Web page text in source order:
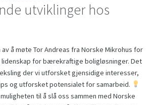
utviklinger hos
å møte Tor Andreas fra Norske Mikrohus for
for bærekraftige boligløsninger. Det
der vi utforsket gjensidige interesser,
og utforsket potensialet for samarbeid.
til å slå oss sammen med Norske